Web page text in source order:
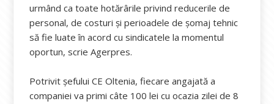
urmând ca toate hotărârile privind reducerile de
personal, de costuri şi perioadele de şomaj tehnic
să fie luate în acord cu sindicatele la momentul
oportun, scrie Agerpres.
Potrivit șefului CE Oltenia, fiecare angajată a
companiei va primi câte 100 lei cu ocazia zilei de 8